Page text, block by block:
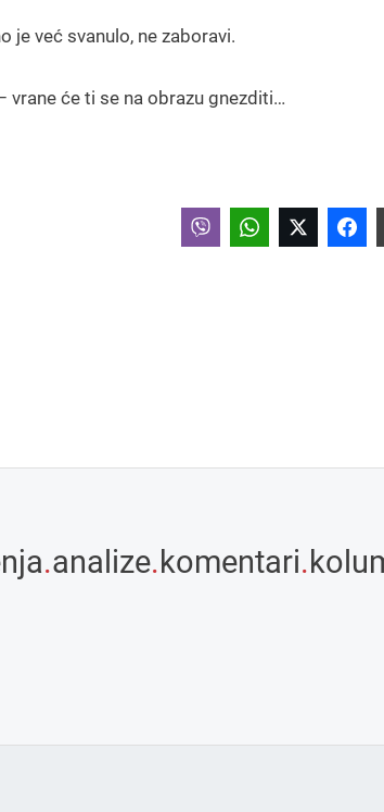
je već svanulo, ne zaboravi.
vrane će ti se na obrazu gnezditi…
.analize.komentari.